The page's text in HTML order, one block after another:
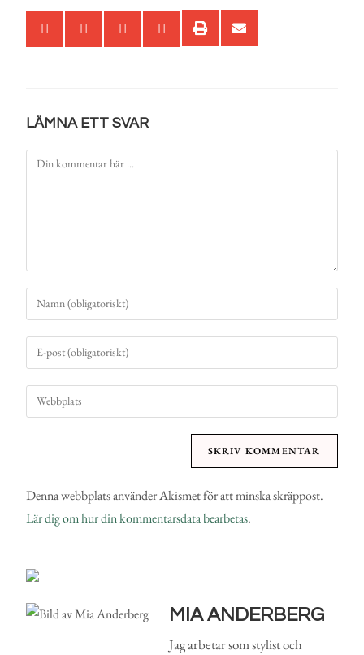
LÄMNA ETT SVAR
Denna webbplats använder Akismet för att minska skräppost.
Lär dig om hur din kommentarsdata bearbetas.
MIA ANDERBERG
Jag arbetar som stylist och